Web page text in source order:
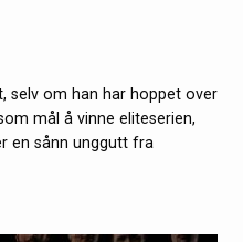
selv om han har hoppet over
mål å vinne eliteserien,
en sånn unggutt fra